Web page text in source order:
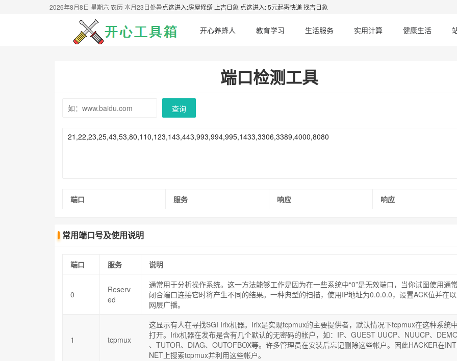
2026年8月8日 星期六 农历 本月23日处暑点这进入:房屋修缮 上吉日象 点这进入: 5元起寄快递 找吉日象
开心养蜂人 教育学习 生活服务 实用计算 健康生活
端口检测工具
查询
端口 服务 响应 响应
常用端口号及使用说明
端口 服务 说明
0
Reserv
ed
通常用于分析操作系统。这一方法能够工作是因为在一些系统中“0”是无效端口，当你试图使用通
闭合端口连接它时将产生不同的结果。一种典型的扫描，使用IP地址为0.0.0.0，设置ACK位并在
网层广播。
1 tcpmux
这显示有人在寻找SGI Irix机器。Irix是实现tcpmux的主要提供者，默认情况下tcpmux在这种系统
打开。Irix机器在发布是含有几个默认的无密码的帐户，如：IP、GUEST UUCP、NUUCP、
、TUTOR、DIAG、OUTOFBOX等。许多管理员在安装后忘记删除这些帐户。因此HACKER在
NET上搜索tcpmux并利用这些帐户。